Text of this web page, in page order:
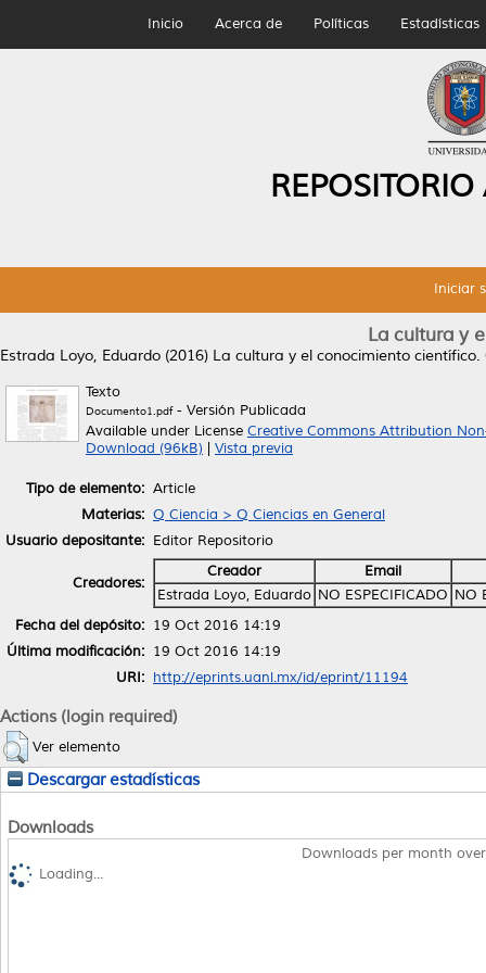
Inicio Acerca de Políticas Estadísticas
Iniciar
La cultura y
Estrada Loyo, Eduardo (2016) La cultura y el conocimiento científico.
Texto
Documento1.pdf- Versión Publicada
Available under License Creative Commons Attribution
Download (96kB)
Vista previa
Tipo de elemento: Article
Materias: Q Ciencia > Q Ciencias en General
Usuario depositante: Editor Repositorio
Creadores:
Creador
Email
Estrada Loyo, Eduardo NO ESPECIFICADO NO
Fecha del depósito: 19 Oct 2016 14:19
Última modificación: 19 Oct 2016 14:19
URI: http://eprints.uanl.mx/id/eprint/11194
Actions (login required)
Ver elemento
Descargar estadísticas
Downloads
Downloads per month
Loading...